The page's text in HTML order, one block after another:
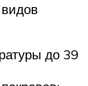
до 39